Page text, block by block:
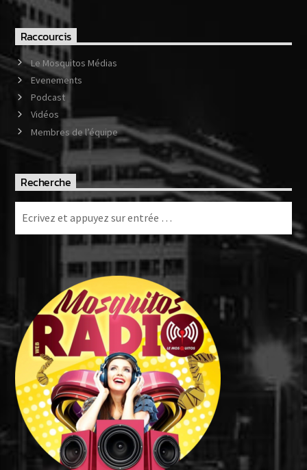
Raccourcis
Le Mosquitos Médias
Evenements
Podcast
Vidéos
Membres de l’équipe
Recherche